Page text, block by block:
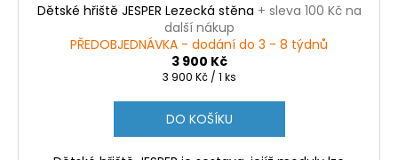
Dětské hřiště JESPER Lezecká stěna + sleva 100 Kč na
další nákup
PŘEDOBJEDNÁVKA - dodání do 3 - 8 týdnů
3 900 Kč
Měrná
3 900 Kč / 1 ks
DO KOŠÍKU